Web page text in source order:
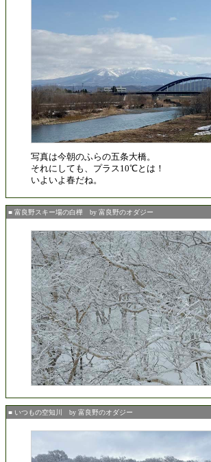
写真は今朝のふらの五条大橋。
それにしても、プラス10℃とは！
いよいよ春だね。
■ 富良野スキー場の白樺 by 富良野のオダジー
■ いつもの空知川 by 富良野のオダジー